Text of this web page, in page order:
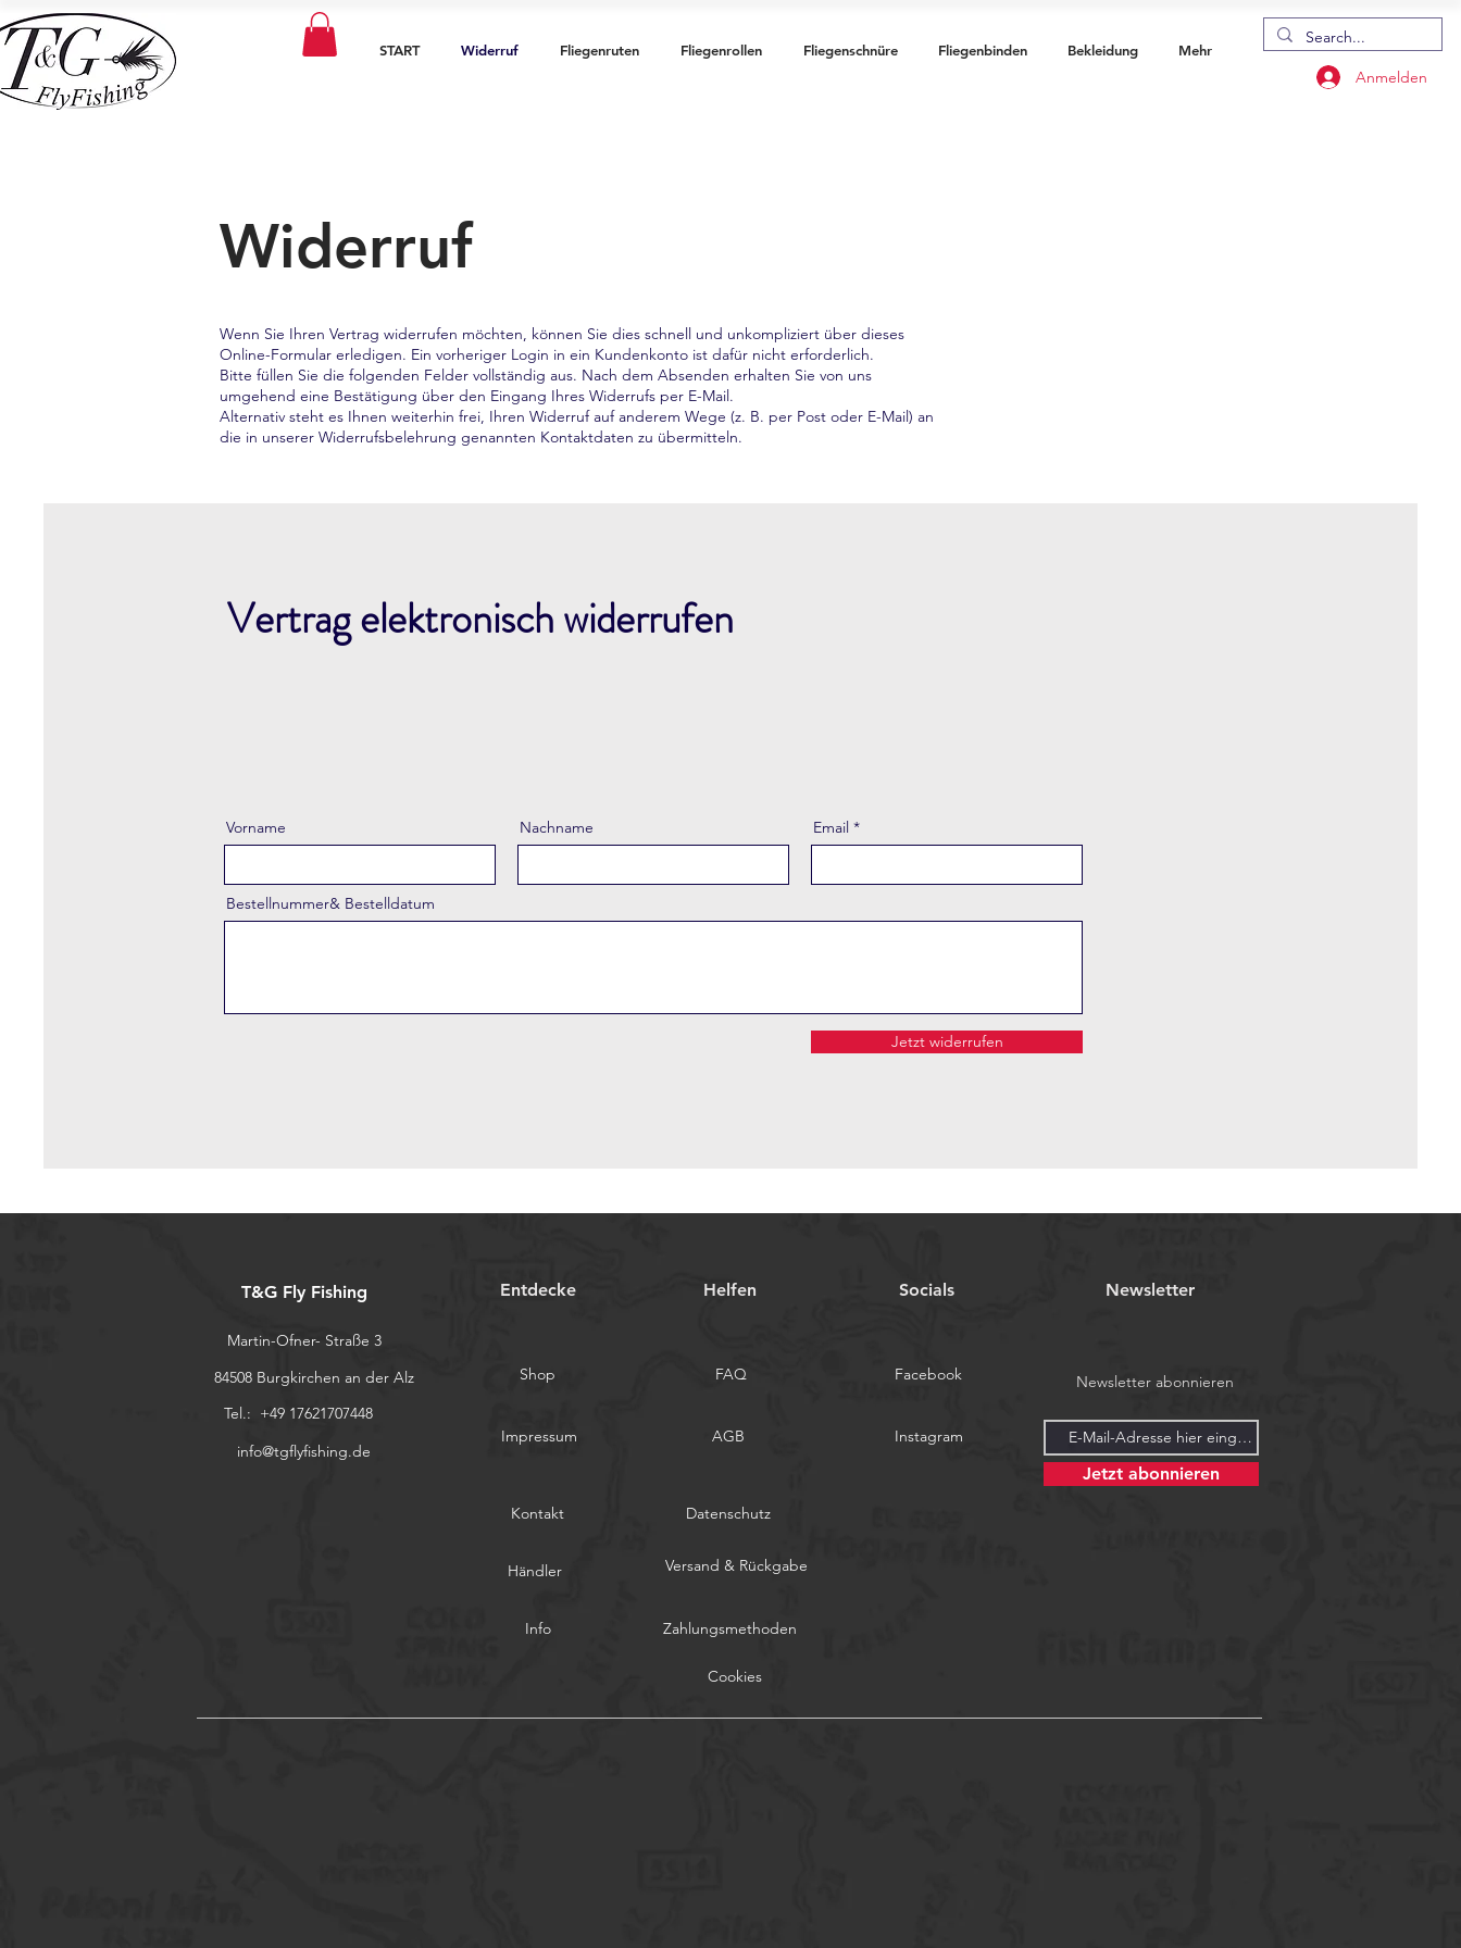
START Widerruf Fliegenruten Fliegenrollen Fliegenschnüre Fliegenbinden Bekleidung Mehr
Anmelden
Widerruf
Wenn Sie Ihren Vertrag widerrufen möchten, können Sie dies schnell und unkompliziert über dieses
Online-Formular erledigen. Ein vorheriger Login in ein Kundenkonto ist dafür nicht erforderlich.
Bitte füllen Sie die folgenden Felder vollständig aus. Nach dem Absenden erhalten Sie von uns
umgehend eine Bestätigung über den Eingang Ihres Widerrufs per E-Mail.
Alternativ steht es Ihnen weiterhin frei, Ihren Widerruf auf anderem Wege (z. B. per Post oder E-Mail) an
die in unserer Widerrufsbelehrung genannten Kontaktdaten zu übermitteln.
Vertrag elektronisch widerrufen
Vorname Nachname Email
Bestellnummer& Bestelldatum
Jetzt widerrufen
T&G Fly Fishing Entdecke Helfen Socials Newsletter
Martin-Ofner- Straße 3
84508 Burgkirchen an der Alz
Shop
FAQ
Tel.: +49 17621707448
info@tgflyfishing.de
Impressum AGB
Kontakt
Händler
Datenschutz
Versand & Rückgabe
Facebook
Instagram
Newsletter abonnieren
Jetzt abonnieren
Info Zahlungsmethoden
Cookies